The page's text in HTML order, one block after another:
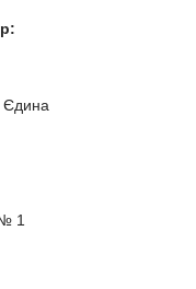
Єдина
1